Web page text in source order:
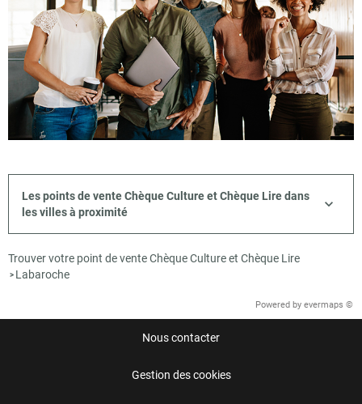
Les points de vente Chèque Culture et Chèque Lire dans
les villes à proximité
Trouver votre point de vente Chèque Culture et Chèque Lire
> Labaroche
Powered by evermaps ©
Nous contacter
Gestion des cookies